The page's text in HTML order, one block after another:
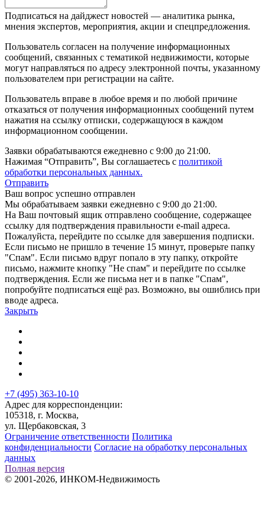
Подписаться на дайджест новостей — аналитика рынка,
мнения экспертов, мероприятия, акции и спецпредложения.
Пользователь согласен на получение информационных
сообщений, связанных с тематикой недвижимости, которые
могут направляться по адресу электронной почты, указанному
пользователем при регистрации на сайте.
Пользователь вправе в любое время и по любой причине
отказаться от получения информационных сообщений путем
нажатия на ссылку отписки, содержащуюся в каждом
информационном сообщении.
Заявки обрабатываются ежедневно с 9:00 до 21:00.
Нажимая “Отправить”, Вы соглашаетесь с политикой
обработки персональных данных.
Отправить
Ваш вопрос успешно отправлен
Мы обрабатываем заявки ежедневно с 9:00 до 21:00.
На Ваш почтовый ящик отправлено сообщение, содержащее
ссылку для подтверждения правильности e-mail адреса.
Пожалуйста, перейдите по ссылке для завершения подписки.
Если письмо не пришло в течение 15 минут, проверьте папку
"Спам". Если письмо вдруг попало в эту папку, откройте
письмо, нажмите кнопку "Не спам" и перейдите по ссылке
подтверждения. Если же письма нет и в папке "Спам",
попробуйте подписаться ещё раз. Возможно, вы ошиблись при
вводе адреса.
Закрыть
+7 (495) 363-10-10
Адрес для корреспонденции:
105318, г. Москва,
ул. Щербаковская, 3
Ограничение ответственности Политика
конфиденциальности Согласие на обработку персональных
данных
Полная версия
© 2001-2026, ИНКОМ-Недвижимость